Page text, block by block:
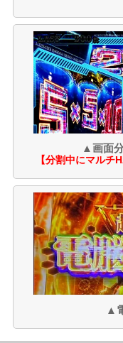
▲画面
【分割中にマルチ
▲